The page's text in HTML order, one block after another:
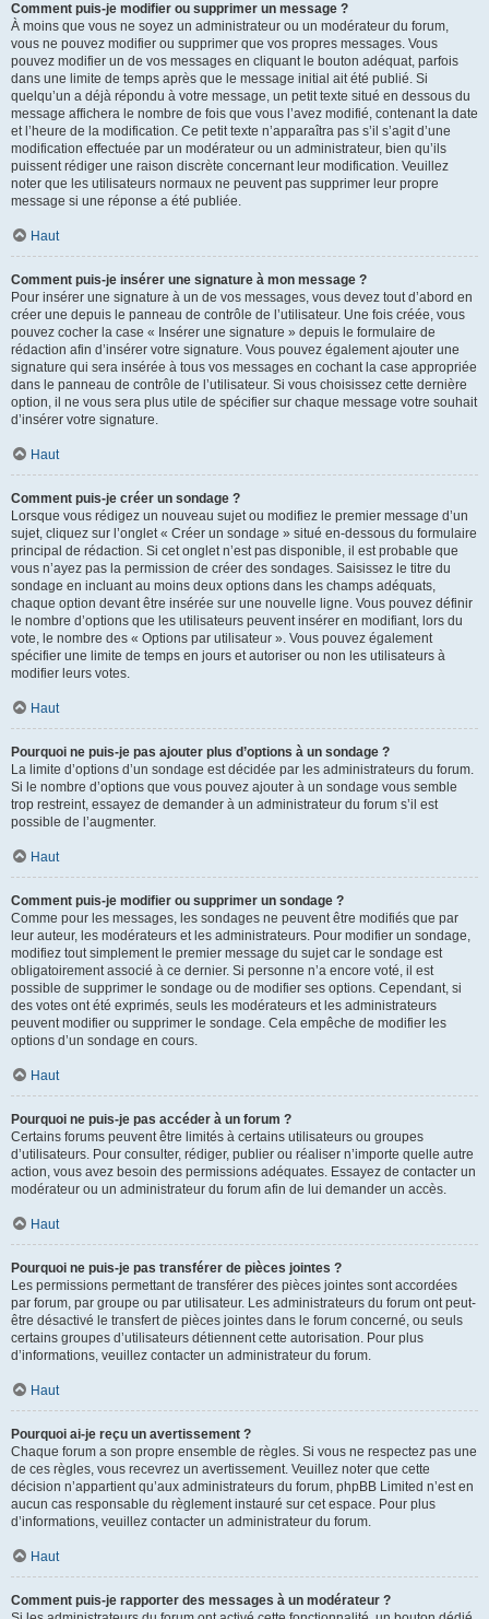
Comment puis-je modifier ou supprimer un message ?
À moins que vous ne soyez un administrateur ou un modérateur du forum,
vous ne pouvez modifier ou supprimer que vos propres messages. Vous
pouvez modifier un de vos messages en cliquant le bouton adéquat, parfois
dans une limite de temps après que le message initial ait été publié. Si
quelqu’un a déjà répondu à votre message, un petit texte situé en dessous du
message affichera le nombre de fois que vous l’avez modifié, contenant la date
et l’heure de la modification. Ce petit texte n’apparaîtra pas s’il s’agit d’une
modification effectuée par un modérateur ou un administrateur, bien qu’ils
puissent rédiger une raison discrète concernant leur modification. Veuillez
noter que les utilisateurs normaux ne peuvent pas supprimer leur propre
message si une réponse a été publiée.
Haut
Comment puis-je insérer une signature à mon message ?
Pour insérer une signature à un de vos messages, vous devez tout d’abord en
créer une depuis le panneau de contrôle de l’utilisateur. Une fois créée, vous
pouvez cocher la case « Insérer une signature » depuis le formulaire de
rédaction afin d’insérer votre signature. Vous pouvez également ajouter une
signature qui sera insérée à tous vos messages en cochant la case appropriée
dans le panneau de contrôle de l’utilisateur. Si vous choisissez cette dernière
option, il ne vous sera plus utile de spécifier sur chaque message votre souhait
d’insérer votre signature.
Haut
Comment puis-je créer un sondage ?
Lorsque vous rédigez un nouveau sujet ou modifiez le premier message d’un
sujet, cliquez sur l’onglet « Créer un sondage » situé en-dessous du formulaire
principal de rédaction. Si cet onglet n’est pas disponible, il est probable que
vous n’ayez pas la permission de créer des sondages. Saisissez le titre du
sondage en incluant au moins deux options dans les champs adéquats,
chaque option devant être insérée sur une nouvelle ligne. Vous pouvez définir
le nombre d’options que les utilisateurs peuvent insérer en modifiant, lors du
vote, le nombre des « Options par utilisateur ». Vous pouvez également
spécifier une limite de temps en jours et autoriser ou non les utilisateurs à
modifier leurs votes.
Haut
Pourquoi ne puis-je pas ajouter plus d’options à un sondage ?
La limite d’options d’un sondage est décidée par les administrateurs du forum.
Si le nombre d’options que vous pouvez ajouter à un sondage vous semble
trop restreint, essayez de demander à un administrateur du forum s’il est
possible de l’augmenter.
Haut
Comment puis-je modifier ou supprimer un sondage ?
Comme pour les messages, les sondages ne peuvent être modifiés que par
leur auteur, les modérateurs et les administrateurs. Pour modifier un sondage,
modifiez tout simplement le premier message du sujet car le sondage est
obligatoirement associé à ce dernier. Si personne n’a encore voté, il est
possible de supprimer le sondage ou de modifier ses options. Cependant, si
des votes ont été exprimés, seuls les modérateurs et les administrateurs
peuvent modifier ou supprimer le sondage. Cela empêche de modifier les
options d’un sondage en cours.
Haut
Pourquoi ne puis-je pas accéder à un forum ?
Certains forums peuvent être limités à certains utilisateurs ou groupes
d’utilisateurs. Pour consulter, rédiger, publier ou réaliser n’importe quelle autre
action, vous avez besoin des permissions adéquates. Essayez de contacter un
modérateur ou un administrateur du forum afin de lui demander un accès.
Haut
Pourquoi ne puis-je pas transférer de pièces jointes ?
Les permissions permettant de transférer des pièces jointes sont accordées
par forum, par groupe ou par utilisateur. Les administrateurs du forum ont peut-
être désactivé le transfert de pièces jointes dans le forum concerné, ou seuls
certains groupes d’utilisateurs détiennent cette autorisation. Pour plus
d’informations, veuillez contacter un administrateur du forum.
Haut
Pourquoi ai-je reçu un avertissement ?
Chaque forum a son propre ensemble de règles. Si vous ne respectez pas une
de ces règles, vous recevrez un avertissement. Veuillez noter que cette
décision n’appartient qu’aux administrateurs du forum, phpBB Limited n’est en
aucun cas responsable du règlement instauré sur cet espace. Pour plus
d’informations, veuillez contacter un administrateur du forum.
Haut
Comment puis-je rapporter des messages à un modérateur ?